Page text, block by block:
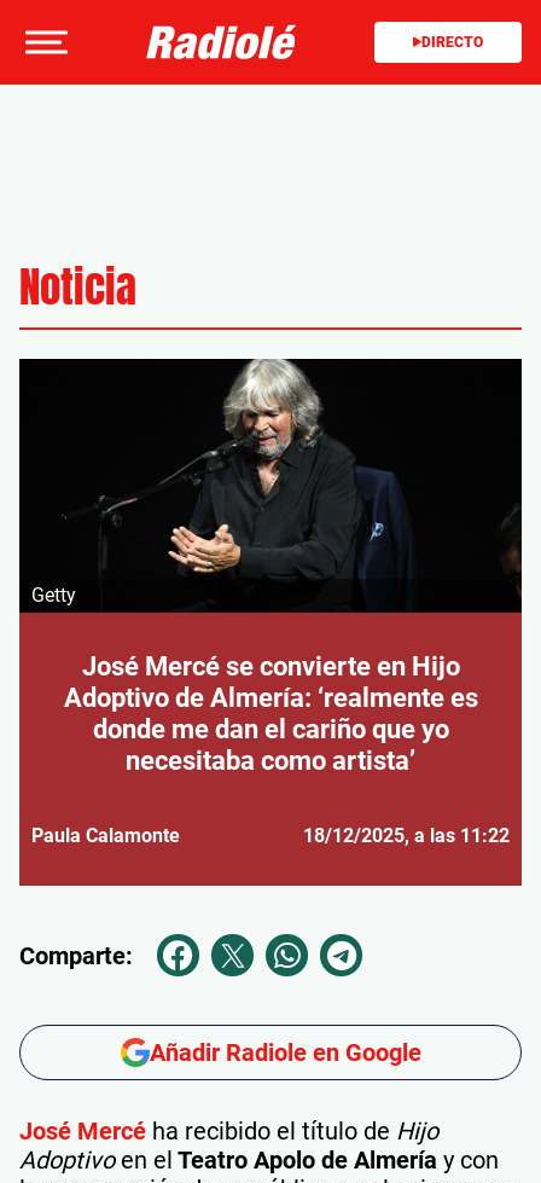
DIRECTO
Noticia
Getty
José Mercé se convierte en Hijo
Adoptivo de Almería: ‘realmente es
donde me dan el cariño que yo
necesitaba como artista’
Paula Calamonte 18/12/2025, a las 11:22
Comparte:
Añadir Radiole en Google
José Mercé ha recibido el título de Hijo
Adoptivoen el Teatro Apolo de Almería y con